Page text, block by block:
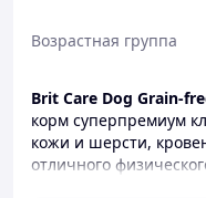
Возрастная группа
Brit Care Dog Grain-
корм суперпремиум
кожи и шерсти,
отличного